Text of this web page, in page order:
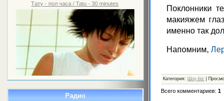
Тату - пол часа / Tatu - 30 minutes
Радио
Поклонники
макияжем
именно так
Напомним,
Категория: Шоу-biz
Всего комментариев:1